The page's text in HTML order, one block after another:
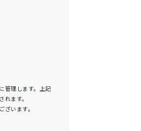
管理します。上記
ます。
います。